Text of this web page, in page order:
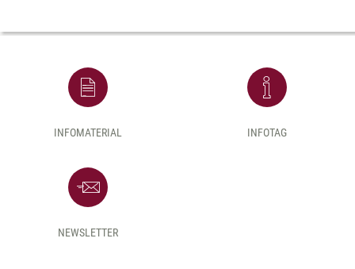
INFOMATERIAL INFOTAG
NEWSLETTER